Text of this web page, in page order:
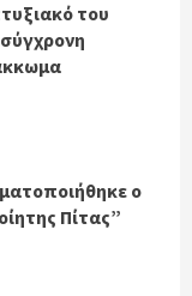
του
ο
Πίτας”